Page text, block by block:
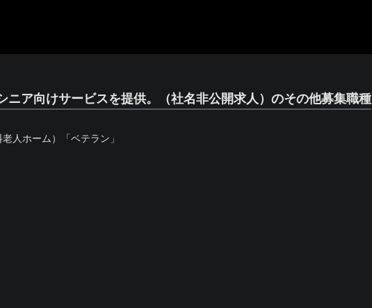
ニア向けサービスを提供。（社名非公開求人）のその他募集職種
人ホーム）「ベテラン」